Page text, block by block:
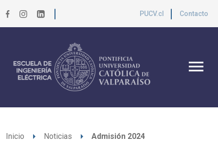
PUCV.cl Contacto
menu
Inicio arrow_right Noticias arrow_right Admisión 2024